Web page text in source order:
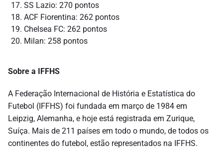
SS Lazio: 270 pontos
ACF Fiorentina: 262 pontos
Chelsea FC: 262 pontos
Milan: 258 pontos
Sobre a IFFHS
A Federação Internacional de História e Estatística do
Futebol (IFFHS) foi fundada em março de 1984 em
Leipzig, Alemanha, e hoje está registrada em Zurique,
Suíça. Mais de 211 países em todo o mundo, de todos os
continentes do futebol, estão representados na IFFHS.